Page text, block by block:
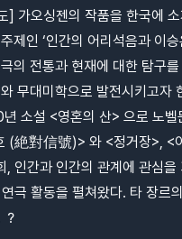
가오싱젠의 작품을 한국에
인 ‘인간의 어리석음과 이
의 전통과 현재에 대한 탐구
무대미학으로 발전시키고자
소설 <영혼의 산> 으로 노
(絶對信號)> 와 <정거장>, <
인간과 인간의 관계에 관심
극 활동을 펼쳐왔다. 타 장르